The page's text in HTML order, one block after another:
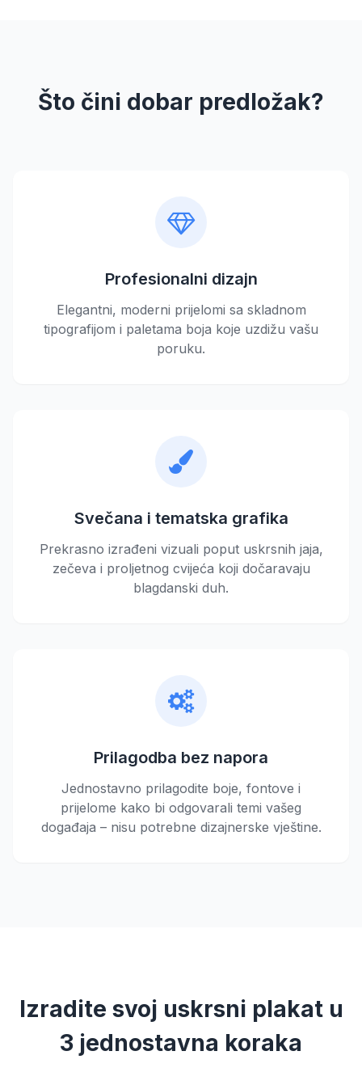
Što čini dobar predložak?
Profesionalni dizajn
Elegantni, moderni prijelomi sa skladnom
tipografijom i paletama boja koje uzdižu vašu
poruku.
Svečana i tematska grafika
Prekrasno izrađeni vizuali poput uskrsnih jaja,
zečeva i proljetnog cvijeća koji dočaravaju
blagdanski duh.
Prilagodba bez napora
Jednostavno prilagodite boje, fontove i
prijelome kako bi odgovarali temi vašeg
događaja – nisu potrebne dizajnerske vještine.
Izradite svoj uskrsni plakat u
3 jednostavna koraka